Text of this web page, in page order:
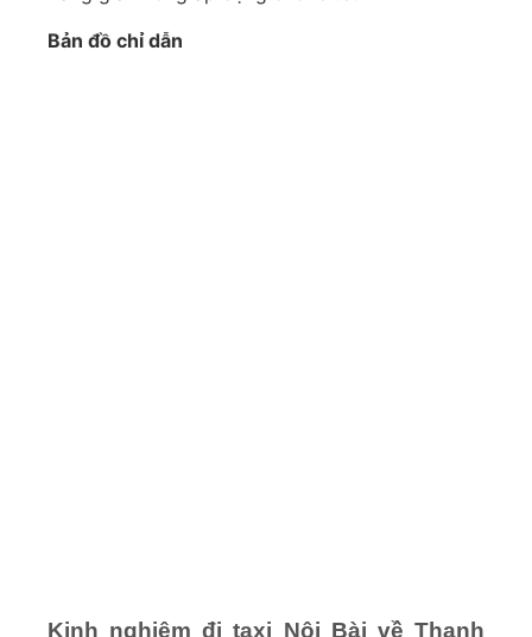
Bản đồ chỉ dẫn
Kinh nghiệm đi taxi Nội Bài về Thanh